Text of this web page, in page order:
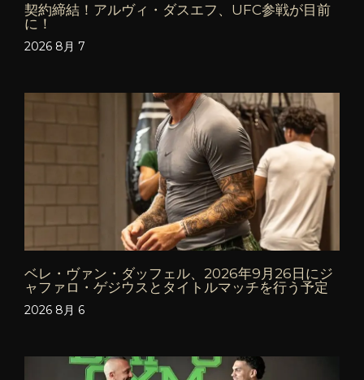
契約締結！アルヴィ・ダスエフ、UFC参戦が目前
に！
2026 8月 7
ベレ・ヴァン・ダッフェル、2026年9月26日にジ
ャファロ・ゲジウスとタイトルマッチを行う予定
2026 8月 6